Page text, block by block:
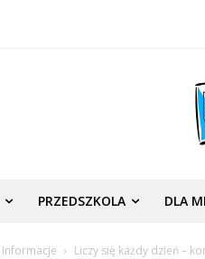
PRZEDSZKOLA DLA
Informacje Liczy się każdy dzień –